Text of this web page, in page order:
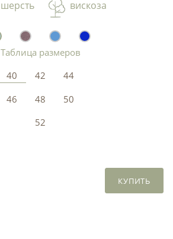
шерсть вискоза
Таблица размеров
40
42
44
46
48
50
52
КУПИТЬ